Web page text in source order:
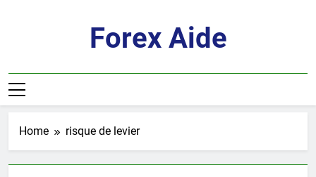
Forex Aide
Home risque de levier